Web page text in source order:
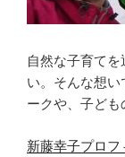
自然な子育て
い。そんな想
ークや、子ども
新藤幸子プロフ